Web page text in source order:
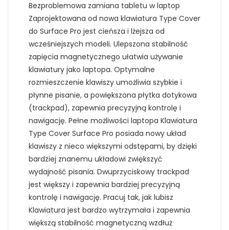
Bezproblemowa zamiana tabletu w laptop
Zaprojektowana od nowa klawiatura Type Cover
do Surface Pro jest cieńsza i lżejsza od
wcześniejszych modeli. Ulepszona stabilność
zapięcia magnetycznego ułatwia używanie
klawiatury jako laptopa. Optymalne
rozmieszczenie klawiszy umożliwia szybkie i
płynne pisanie, a powiększona płytka dotykowa
(trackpad), zapewnia precyzyjną kontrolę i
nawigację. Pełne możliwości laptopa Klawiatura
Type Cover Surface Pro posiada nowy układ
klawiszy z nieco większymi odstępami, by dzięki
bardziej znanemu układowi zwiększyć
wydajność pisania. Dwuprzyciskowy trackpad
jest większy i zapewnia bardziej precyzyjną
kontrolę i nawigację. Pracuj tak, jak lubisz
Klawiatura jest bardzo wytrzymała i zapewnia
większą stabilność magnetyczną wzdłuż